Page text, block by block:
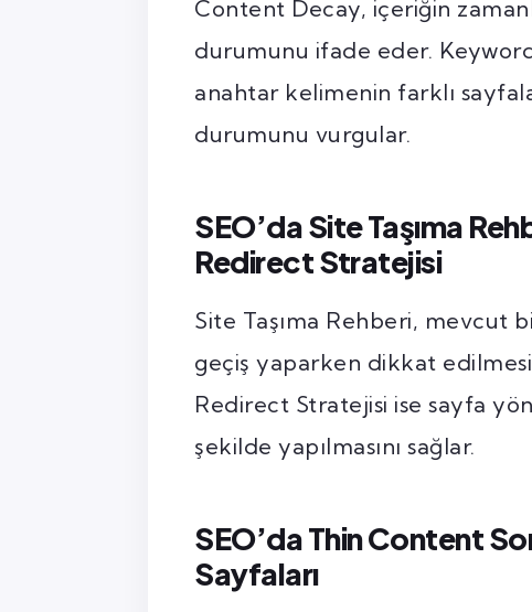
Content Decay, içeriğin
durumunu ifade eder.
anahtar kelimenin farklı
durumunu vurgular.
SEO’da Site Taşıma
Redirect Stratejisi
Site Taşıma Rehberi, mevcut
geçiş yaparken dikkat
Redirect Stratejisi ise sayfa
şekilde yapılmasını sağlar.
SEO’da Thin Content
Sayfaları